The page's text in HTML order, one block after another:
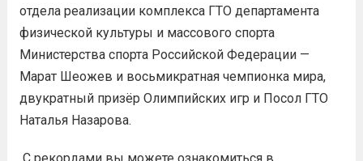
отдела реализации комплекса ГТО департамента
физической культуры и массового спорта
Министерства спорта Российской Федерации —
Марат Шеожев и восьмикратная чемпионка мира,
двукратный призёр Олимпийских игр и Посол ГТО
Наталья Назарова.